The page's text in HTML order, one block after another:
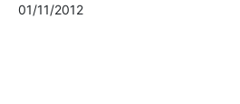
01/11/2012